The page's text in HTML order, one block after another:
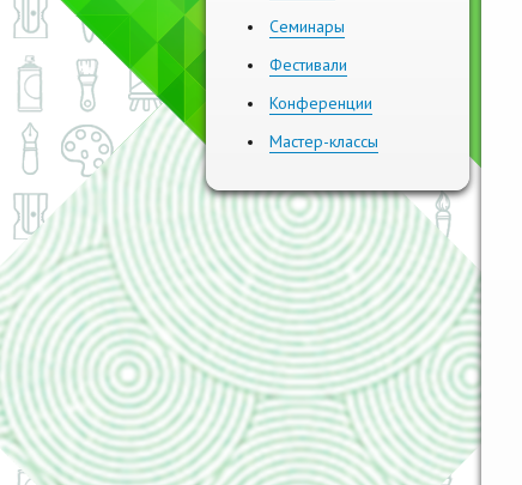
Семинары
Фестивали
Конференции
Мастер-классы